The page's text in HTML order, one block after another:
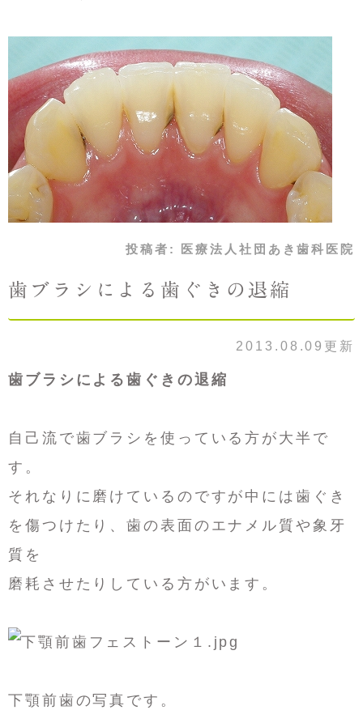
投稿者: 医療法人社団あき歯科医院
歯ブラシによる歯ぐきの退縮
2013.08.09更新
歯ブラシによる歯ぐきの退縮
自己流で歯ブラシを使っている方が大半で
す。
それなりに磨けているのですが中には歯ぐき
を傷つけたり、歯の表面のエナメル質や象牙
質を
磨耗させたりしている方がいます。
下顎前歯の写真です。